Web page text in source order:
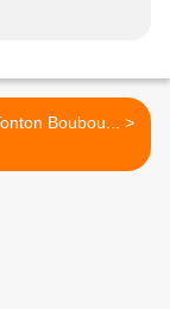
Pour toi Tonton Boubou... >